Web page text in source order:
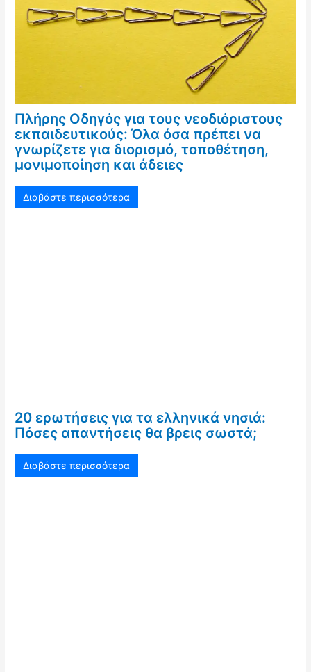
Πλήρης Οδηγός για τους νεοδιόριστους
εκπαιδευτικούς: Όλα όσα πρέπει να
γνωρίζετε για διορισμό, τοποθέτηση,
μονιμοποίηση και άδειες
Διαβάστε περισσότερα
20 ερωτήσεις για τα ελληνικά νησιά:
Πόσες απαντήσεις θα βρεις σωστά;
Διαβάστε περισσότερα